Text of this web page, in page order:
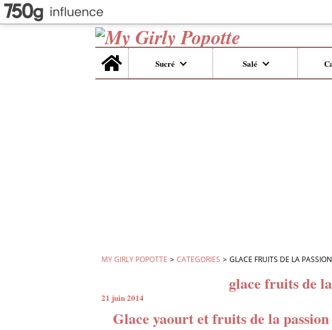
Home
Sucré
Salé
MY GIRLY POPOTTE > CATEGORIES > GLACE FRUITS DE LA PASSION
glace fruits de
21 juin 2014
Glace yaourt et fruits de la